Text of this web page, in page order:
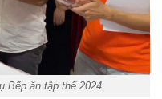
Bếp ăn tập thể 2024